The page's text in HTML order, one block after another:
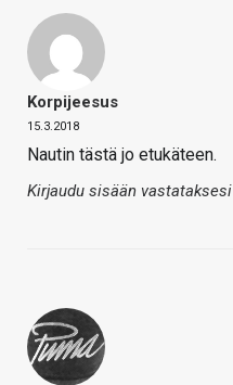
Korpijeesus
15.3.2018
Nautin tästä jo etukäteen.
Kirjaudu sisään vastataksesi